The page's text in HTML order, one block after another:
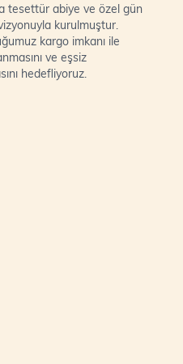
tesettür abiye ve özel gün
kurulmuştur.
kargo imkanı ile
ve eşsiz
hedefliyoruz.